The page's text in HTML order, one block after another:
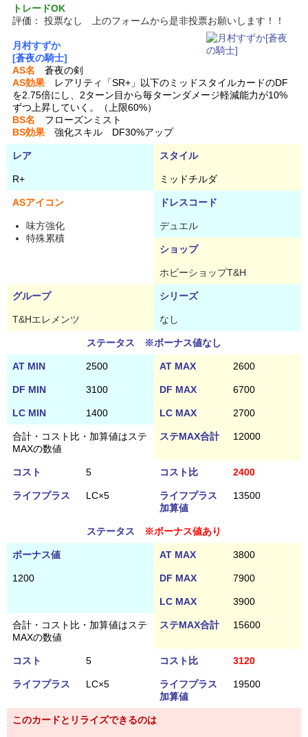
トレードOK
評価：
投票なし 上のフォームから是非投票お願いします！！
月村すずか
[蒼夜の騎士]
AS名 蒼夜の剣
AS効果 レアリティ「SR+」以下のミッドスタイルカードのDF
を2.75倍にし、2ターン目から毎ターンダメージ軽減能力が10%
ずつ上昇していく。（上限60%）
BS名 フローズンミスト
BS効果 強化スキル DF30%アップ
レア スタイル
R+ ミッドチルダ
ASアイコン ドレスコード
味方強化
特殊累積
デュエル
ショップ
ホビーショップT&H
グループ シリーズ
T&Hエレメンツ なし
ステータス ※ボーナス値なし
AT MIN 2500 AT MAX 2600
DF MIN 3100 DF MAX 6700
LC MIN 1400 LC MAX 2700
合計・コスト比・加算値はステ
MAXの数値
ステMAX合計 12000
コスト 5 コスト比 2400
ライフプラス LC×5
ライフプラス
加算値
13500
ステータス ※ボーナス値あり
ボーナス値 AT MAX 3800
1200 DF MAX 7900
LC MAX 3900
合計・コスト比・加算値はステ
MAXの数値
ステMAX合計 15600
コスト 5 コスト比 3120
ライフプラス LC×5
ライフプラス
加算値
19500
このカードとリライズできるのは